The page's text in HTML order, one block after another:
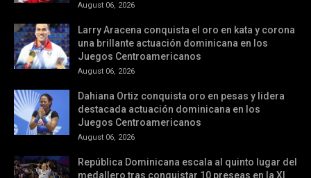
August 06, 2026
Larry Aracena conquista el oro en kata y corona
una brillante actuación dominicana en los
Juegos Centroamericanos
August 06, 2026
Dahiana Ortiz conquista oro en pesas y lidera
destacada actuación dominicana en los
Juegos Centroamericanos
August 06, 2026
República Dominicana escala al quinto lugar del
medallero tras conquistar 10 preseas en la XI